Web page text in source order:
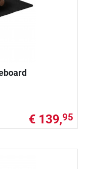
€ 139,95